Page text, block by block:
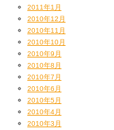
2011年1月
2010年12月
2010年11月
2010年10月
2010年9月
2010年8月
2010年7月
2010年6月
2010年5月
2010年4月
2010年3月